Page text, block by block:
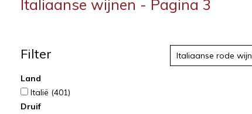
Italiaanse wijnen - Pagina 3
Filter
Land
Italië (401)
Druif
Italiaanse rode wijn